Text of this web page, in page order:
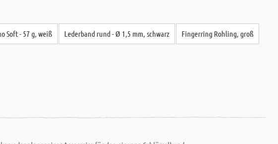
Soft - 57 g, weiß Lederband rund - Ø 1,5 mm, schwarz Fingerring Rohling, groß